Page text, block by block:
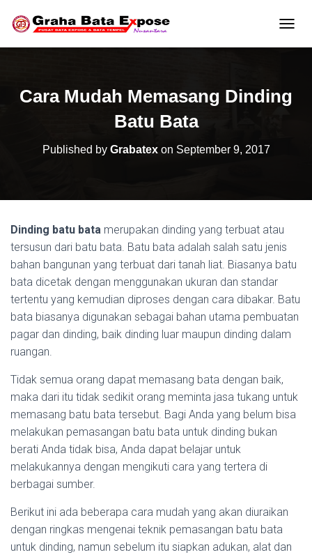
O
E
Cara Mudah Memasang Dinding
Batu Bata
Published by Grabatexon September 9, 2017
Dinding batu bata merupakan dinding yang terbuat atau
tersusun dari batu bata. Batu bata adalah salah satu jenis
bahan bangunan yang terbuat dari tanah liat. Biasanya batu
bata dicetak dengan menggunakan ukuran dan standar
tertentu yang kemudian diproses dengan cara dibakar. Batu
bata biasanya digunakan sebagai bahan utama pembuatan
pagar dan dinding, baik dinding luar maupun dinding dalam
ruangan.
Tidak semua orang dapat memasang bata dengan baik,
maka dari itu tidak sedikit orang meminta jasa tukang untuk
memasang batu bata tersebut. Bagi Anda yang belum bisa
melakukan pemasangan batu bata untuk dinding bukan
berati Anda tidak bisa, Anda dapat belajar untuk
melakukannya dengan mengikuti cara yang tertera di
berbagai sumber.
Berikut ini ada beberapa cara mudah yang akan diuraikan
dengan ringkas mengenai teknik pemasangan batu bata
untuk dinding, namun sebelum itu siapkan adukan, alat dan